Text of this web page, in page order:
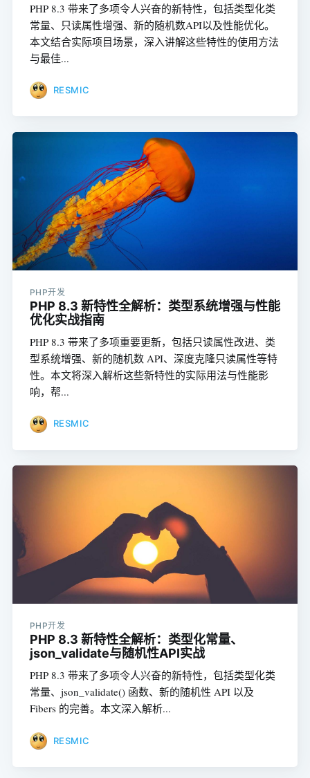
PHP 8.3 带来了多项令人兴奋的新特性，包括类型化类
常量、只读属性增强、新的随机数API以及性能优化。
本文结合实际项目场景，深入讲解这些特性的使用方法
与最佳...
RESMIC
PHP开发
PHP 8.3 新特性全解析：类型系统增强与性能
优化实战指南
PHP 8.3 带来了多项重要更新，包括只读属性改进、类
型系统增强、新的随机数 API、深度克隆只读属性等特
性。本文将深入解析这些新特性的实际用法与性能影
响，帮...
RESMIC
PHP开发
PHP 8.3 新特性全解析：类型化常量、
json_validate与随机性API实战
PHP 8.3 带来了多项令人兴奋的新特性，包括类型化类
常量、json_validate() 函数、新的随机性 API 以及
Fibers 的完善。本文深入解析...
RESMIC